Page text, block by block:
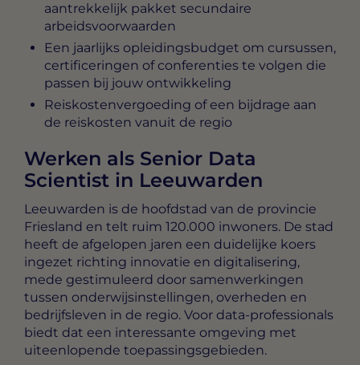
aantrekkelijk pakket secundaire
arbeidsvoorwaarden
Een jaarlijks opleidingsbudget om cursussen,
certificeringen of conferenties te volgen die
passen bij jouw ontwikkeling
Reiskostenvergoeding of een bijdrage aan
de reiskosten vanuit de regio
Werken als Senior Data
Scientist in Leeuwarden
Leeuwarden is de hoofdstad van de provincie
Friesland en telt ruim 120.000 inwoners. De stad
heeft de afgelopen jaren een duidelijke koers
ingezet richting innovatie en digitalisering,
mede gestimuleerd door samenwerkingen
tussen onderwijsinstellingen, overheden en
bedrijfsleven in de regio. Voor data-professionals
biedt dat een interessante omgeving met
uiteenlopende toepassingsgebieden.